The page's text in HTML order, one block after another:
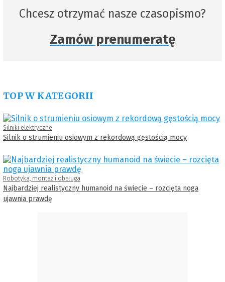
Chcesz otrzymać nasze czasopismo?
Zamów prenumeratę
TOP W KATEGORII
Silniki elektryczne
Silnik o strumieniu osiowym z rekordową gęstością mocy
Robotyka, montaż i obsługa
Najbardziej realistyczny humanoid na świecie – rozcięta noga
ujawnia prawdę